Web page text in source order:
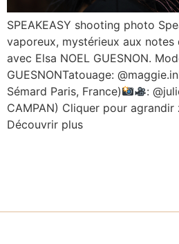
SPEAKEASY shooting photo
vaporeux, mystérieux aux notes
avec Elsa NOEL GUESNON.
GUESNONTatouage:
Sémard Paris, France)
:
CAMPAN) Cliquer pour
Découvrir plus